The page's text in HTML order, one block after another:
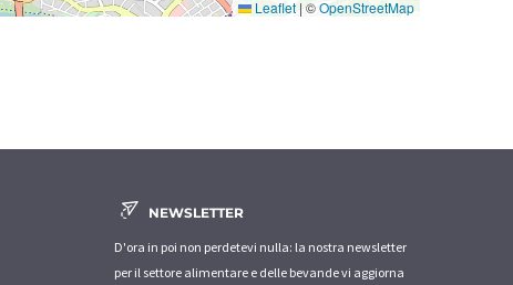
Leaflet | ©OpenStreetMap
NEWSLETTER
D'ora in poi non perdetevi nulla: la nostra newsletter
per il settore alimentare e delle bevande vi aggiorna